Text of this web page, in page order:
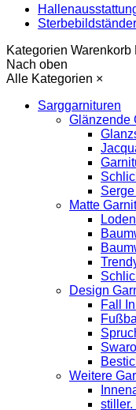
Sterbebildständer
Kategorien Warenkorb
Nach oben
Alle Kategorien ×
Sarggarnituren
Glänzende
Matte
Design
Fall
Weitere
stiller.